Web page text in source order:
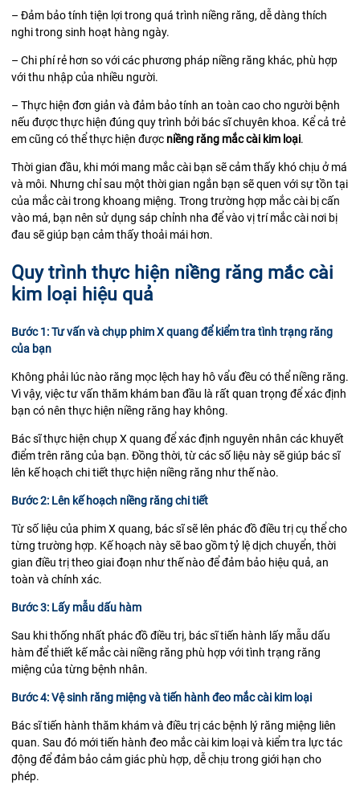
– Đảm bảo tính tiện lợi trong quá trình niềng răng, dễ dàng thích
nghi trong sinh hoạt hàng ngày.
– Chi phí rẻ hơn so với các phương pháp niềng răng khác, phù hợp
với thu nhập của nhiều người.
– Thực hiện đơn giản và đảm bảo tính an toàn cao cho người bệnh
nếu được thực hiện đúng quy trình bởi bác sĩ chuyên khoa. Kể cả trẻ
em cũng có thể thực hiện được niềng răng mắc cài kim loại.
Thời gian đầu, khi mới mang mắc cài bạn sẽ cảm thấy khó chịu ở má
và môi. Nhưng chỉ sau một thời gian ngắn bạn sẽ quen với sự tồn tại
của mắc cài trong khoang miệng. Trong trường hợp mắc cài bị cấn
vào má, bạn nên sử dụng sáp chỉnh nha để vào vị trí mắc cài nơi bị
đau sẽ giúp bạn cảm thấy thoải mái hơn.
Quy trình thực hiện niềng răng mắc cài
kim loại hiệu quả
Bước 1: Tư vấn và chụp phim X quang để kiểm tra tình trạng răng
của bạn
Không phải lúc nào răng mọc lệch hay hô vẩu đều có thể niềng răng.
Vì vậy, việc tư vấn thăm khám ban đầu là rất quan trọng để xác định
bạn có nên thực hiện niềng răng hay không.
Bác sĩ thực hiện chụp X quang để xác định nguyên nhân các khuyết
điểm trên răng của bạn. Đồng thời, từ các số liệu này sẽ giúp bác sĩ
lên kế hoạch chi tiết thực hiện niềng răng như thế nào.
Bước 2: Lên kế hoạch niềng răng chi tiết
Từ số liệu của phim X quang, bác sĩ sẽ lên phác đồ điều trị cụ thể cho
từng trường hợp. Kế hoạch này sẽ bao gồm tỷ lệ dịch chuyển, thời
gian điều trị theo giai đoạn như thế nào để đảm bảo hiệu quả, an
toàn và chính xác.
Bước 3: Lấy mẫu dấu hàm
Sau khi thống nhất phác đồ điều trị, bác sĩ tiến hành lấy mẫu dấu
hàm để thiết kế mắc cài niềng răng phù hợp với tình trạng răng
miệng của từng bệnh nhân.
Bước 4: Vệ sinh răng miệng và tiến hành đeo mắc cài kim loại
Bác sĩ tiến hành thăm khám và điều trị các bệnh lý răng miệng liên
quan. Sau đó mới tiến hành đeo mắc cài kim loại và kiểm tra lực tác
động để đảm bảo cảm giác phù hợp, dễ chịu trong giới hạn cho
phép.